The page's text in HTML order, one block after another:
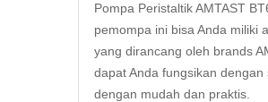
Pompa Peristaltik AMTAST
pemompa ini bisa Anda miliki
yang dirancang oleh brands
dapat Anda fungsikan
dengan mudah dan praktis.